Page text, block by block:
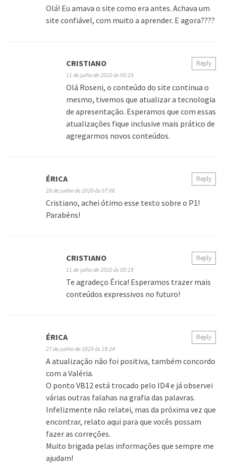
Olá! Eu amava o site como era antes. Achava um
site confiável, com muito a aprender. E agora????
CRISTIANO
11 de julho de 2020 às 00:25
Olá Roseni, o conteúdo do site continua o
mesmo, tivemos que atualizar a tecnologia
de apresentação. Esperamos que com essas
atualizações fique inclusive mais prático de
agregarmos novos conteúdos.
Reply
ÉRICA
28 de junho de 2020 às 07:06
Cristiano, achei ótimo esse texto sobre o P1!
Parabéns!
Reply
CRISTIANO
11 de julho de 2020 às 00:19
Te agradeço Érica! Esperamos trazer mais
conteúdos expressivos no futuro!
Reply
ÉRICA
27 de junho de 2020 às 19:24
A atualização não foi positiva, também concordo
com a Valéria.
O ponto VB12 está trocado pelo ID4 e já observei
várias outras falahas na grafia das palavras.
Infelizmente não relatei, mas da próxima vez que
encontrar, relato aqui para que vocês possam
fazer as correções.
Muito brigada pelas informações que sempre me
ajudam!
Reply